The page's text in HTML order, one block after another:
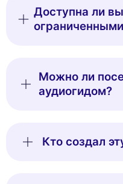
Доступна ли
Можно ли
аудиогидом?
Кто создал